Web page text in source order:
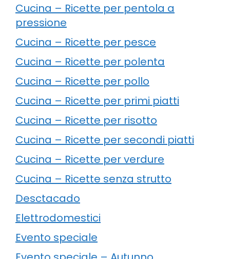
Cucina – Ricette per pentola a
pressione
Cucina – Ricette per pesce
Cucina – Ricette per polenta
Cucina – Ricette per pollo
Cucina – Ricette per primi piatti
Cucina – Ricette per risotto
Cucina – Ricette per secondi piatti
Cucina – Ricette per verdure
Cucina – Ricette senza strutto
Desctacado
Elettrodomestici
Evento speciale